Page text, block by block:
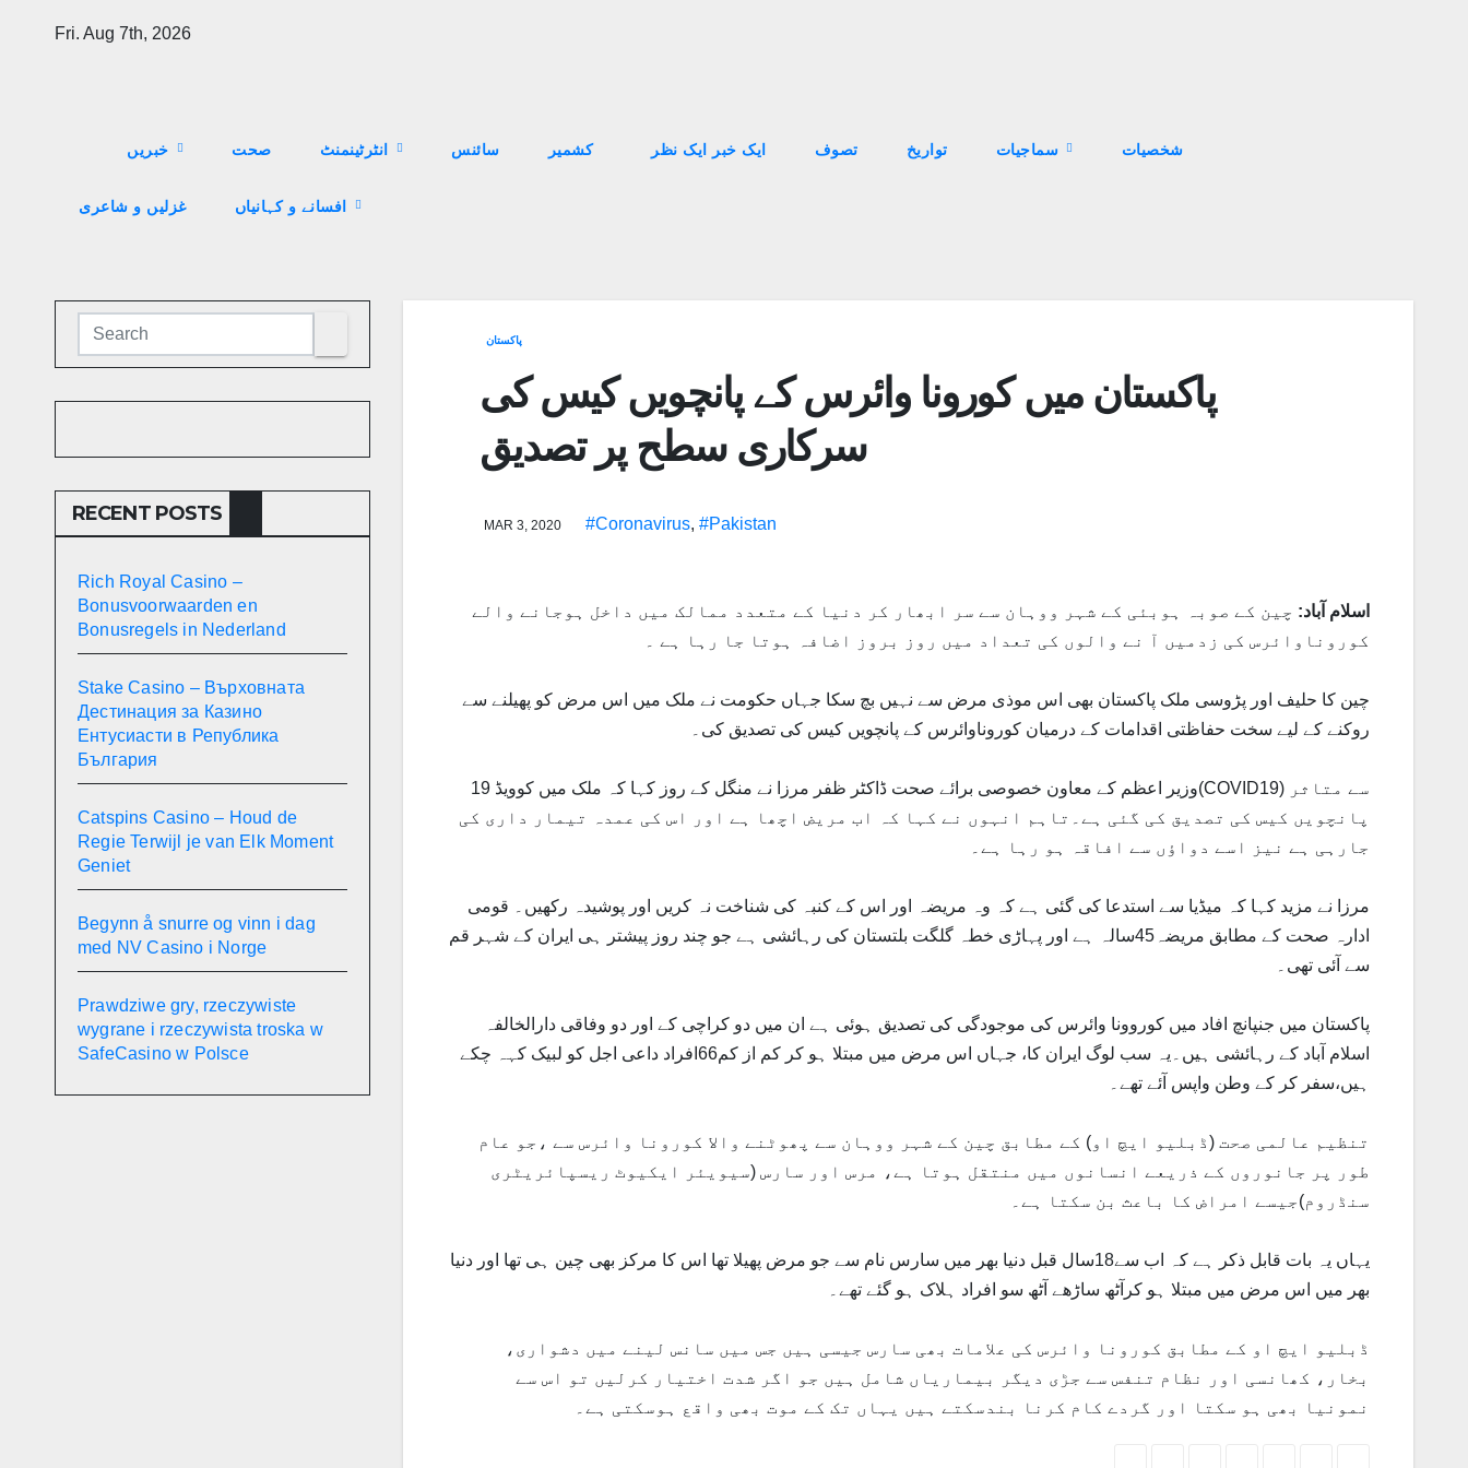
Fri. Aug 7th, 2026
صحت سائنس کشمیر ایک خبر ایک نظر تصوف تواریخ
غزلیں و شاعری
RECENT POSTS
Rich Royal Casino –
Bonusvoorwaarden en
Bonusregels in Nederland
Stake Casino – Върховната
Дестинация за Казино
Ентусиасти в Република
България
Catspins Casino – Houd de
Regie Terwijl je van Elk Moment
Geniet
Begynn å snurre og vinn i dag
med NV Casino i Norge
Prawdziwe gry, rzeczywiste
wygrane i rzeczywista troska w
SafeCasino w Polsce
پاکستان
پاکستان میں کورونا وائرس کے پانچویں کیس کی
سرکاری سطح پر تصدیق
MAR 3, 2020 #Coronavirus, #Pakistan
اسلام آباد: چین کے صوبہ ہوبئی کے شہر ووہان سے سر ابھار کر دنیا کے متعدد ممالک میں داخل ہوجانے والے
کوروناوائرس کی زدمیں آ نے والوں کی تعداد میں روز بروز اضافہ ہوتا جا رہا ہے ۔
چین کا حلیف اور پڑوسی ملک پاکستان بھی اس موذی مرض سے نہیں بچ سکا جہاں حکومت نے ملک میں اس مرض کو پھیلنے سے
روکنے کے لیے سخت حفاظتی اقدامات کے درمیان کوروناوائرس کے پانچویں کیس کی تصدیق کی۔
وزیر اعظم کے معاون خصوصی برائے صحت ڈاکٹر ظفر مرزا نے منگل کے روز کہا کہ ملک میں کوویڈ 19(COVID19) سے متاثر
پانچویں کیس کی تصدیق کی گئی ہے۔تاہم انہوں نے کہا کہ اب مریض اچھا ہے اور اس کی عمدہ تیمار داری کی
جارہی ہے نیز اسے دواؤں سے افاقہ ہو رہا ہے۔
مرزا نے مزید کہا کہ میڈیا سے استدعا کی گئی ہے کہ وہ مریضہ اور اس کے کنبہ کی شناخت نہ کریں اور پوشیدہ رکھیں۔ قومی
ادارہ صحت کے مطابق مریضہ45سالہ ہے اور پہاڑی خطہ گلگت بلتستان کی رہائشی ہے جو چند روز پیشتر ہی ایران کے شہر قم
سے آئی تھی۔
پاکستان میں جنپانچ افاد میں کوروونا وائرس کی موجودگی کی تصدیق ہوئی ہے ان میں دو کراچی کے اور دو وفاقی دارالخالفہ
اسلام آباد کے رہائشی ہیں۔یہ سب لوگ ایران کا، جہاں اس مرض میں مبتلا ہو کر کم از کم66افراد داعی اجل کو لبیک کہہ چکے
ہیں،سفر کر کے وطن واپس آئے تھے۔
تنظیم عالمی صحت (ڈبلیو ایچ او) کے مطابق چین کے شہر ووہان سے پھوٹنے والا کورونا وائرس سے ،جو عام
طور پر جانوروں کے ذریعے انسانوں میں منتقل ہوتا ہے، مرس اور سارس (سیویئر ایکیوٹ ریسپائریٹری
سنڈروم)جیسے امراض کا باعث بن سکتا ہے۔
یہاں یہ بات قابل ذکر ہے کہ اب سے18سال قبل دنیا بھر میں سارس نام سے جو مرض پھیلا تھا اس کا مرکز بھی چین ہی تھا اور دنیا
بھر میں اس مرض میں مبتلا ہو کرآٹھ ساڑھے آٹھ سو افراد ہلاک ہو گئے تھے۔
ڈبلیو ایچ او کے مطابق کورونا وائرس کی علامات بھی سارس جیسی ہیں جس میں سانس لینے میں دشواری،
بخار، کھانسی اور نظام تنفس سے جڑی دیگر بیماریاں شامل ہیں جو اگر شدت اختیار کرلیں تو اس سے
نمونیا بھی ہو سکتا اور گردے کام کرنا بندسکتے ہیں یہاں تک کے موت بھی واقع ہوسکتی ہے۔